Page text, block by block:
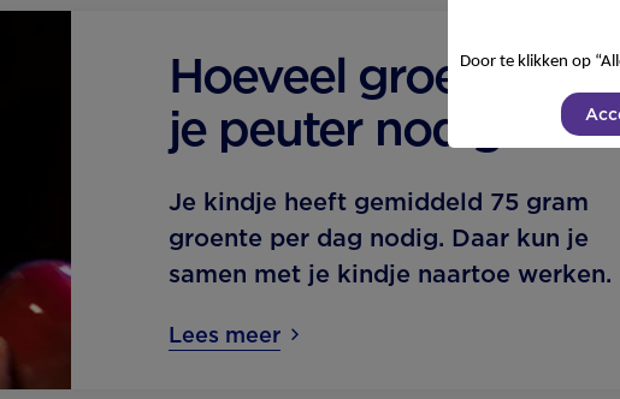
Hoeveel groente
je peuter nodig?
Je kindje heeft gemiddeld 75 gram
groente per dag nodig. Daar kun je
samen met je kindje naartoe werken.
Lees meer
Door te klikken op